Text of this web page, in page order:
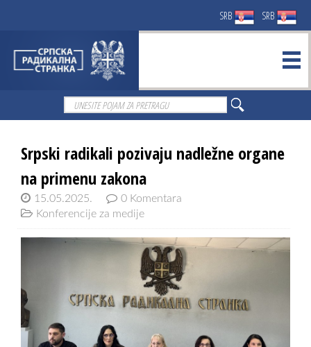
SRB SRB
Srpski radikali pozivaju nadležne organe
na primenu zakona
15.05.2025.
0 Komentara
Konferencije za medije